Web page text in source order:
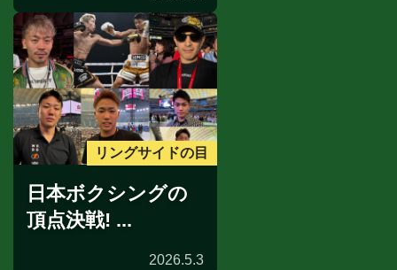
リングサイドの目
日本ボクシングの
頂点決戦! ...
2026.5.3